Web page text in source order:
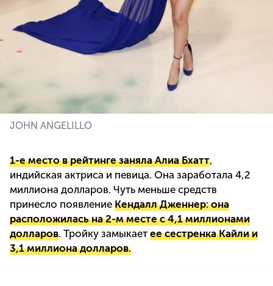
JOHN ANGELILLO
1-е место в рейтинге заняла Алиа Бхатт,
индийская актриса и певица. Она заработала 4,2
миллиона долларов. Чуть меньше средств
принесло появление Кендалл Дженнер: она
расположилась на 2-м месте с 4,1 миллионами
долларов. Тройку замыкает ее сестренка Кайли и
3,1 миллиона долларов.